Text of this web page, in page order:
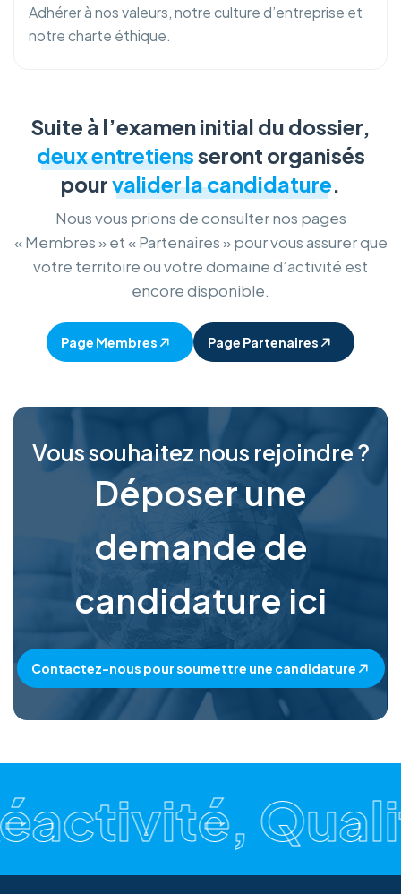
Adhérer à nos valeurs, notre culture d’entreprise et
notre charte éthique.
Suite à l’examen initial du dossier,
deux entretiensseront organisés
pourvalider la candidature.
Nous vous prions de consulter nos pages
« Membres » et « Partenaires » pour vous assurer que
votre territoire ou votre domaine d’activité est
encore disponible.
Page Membres Page Partenaires
Vous souhaitez nous rejoindre ?
Déposer une
demande de
candidature ici
Contactez-nous pour soumettre une candidature